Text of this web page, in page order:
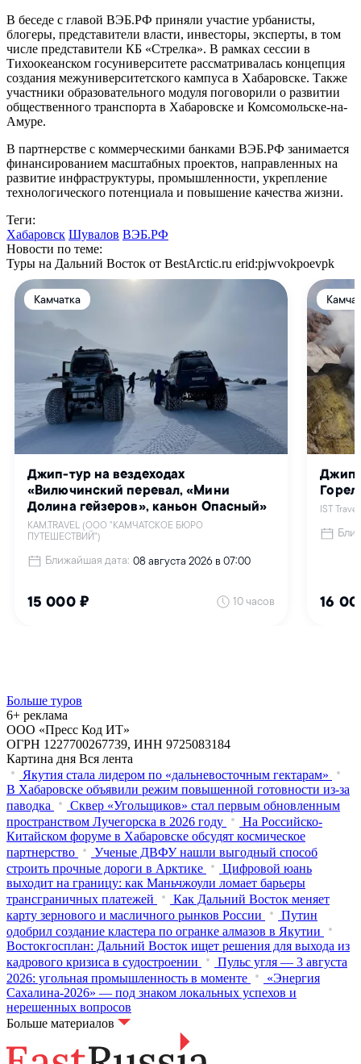
В беседе с главой ВЭБ.РФ приняли участие урбанисты,
блогеры, представители власти, инвесторы, эксперты, в том
числе представители КБ «Стрелка». В рамках сессии в
Тихоокеанском госуниверситете рассматривалась концепция
создания межуниверситетского кампуса в Хабаровске. Также
участники образовательного модуля поговорили о развитии
общественного транспорта в Хабаровске и Комсомольске-на-
Амуре.
В партнерстве с коммерческими банками ВЭБ.РФ занимается
финансированием масштабных проектов, направленных на
развитие инфраструктуры, промышленности, укрепление
технологического потенциала и повышение качества жизни.
Теги:
Хабаровск Шувалов ВЭБ.РФ
Новости по теме:
Туры на Дальний Восток от BestArctic.ru erid:pjwvokpoevpk
Больше туров
6+ реклама
ООО «Пресс Код ИТ»
ОГРН 1227700267739, ИНН 9725083184
Картина дня Вся лента
Якутия стала лидером по «дальневосточным гектарам»
В Хабаровске объявили режим повышенной готовности из‑за
паводка
Сквер «Угольщиков» стал первым обновленным
пространством Лучегорска в 2026 году
На Российско-
Китайском форуме в Хабаровске обсудят космическое
партнерство
Ученые ДВФУ нашли выгодный способ
строить прочные дороги в Арктике
Цифровой юань
выходит на границу: как Маньчжоули ломает барьеры
трансграничных платежей
Как Дальний Восток меняет
карту зернового и масличного рынков России
Путин
одобрил создание кластера по огранке алмазов в Якутии
Востокгосплан: Дальний Восток ищет решения для выхода из
кадрового кризиса в судостроении
Пульс угля — 3 августа
2026: угольная промышленность в моменте
«Энергия
Сахалина-2026» — под знаком локальных успехов и
нерешенных вопросов
Больше материалов